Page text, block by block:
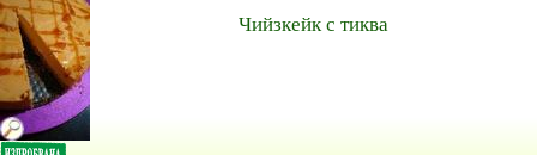
Чийзкейк с тиква